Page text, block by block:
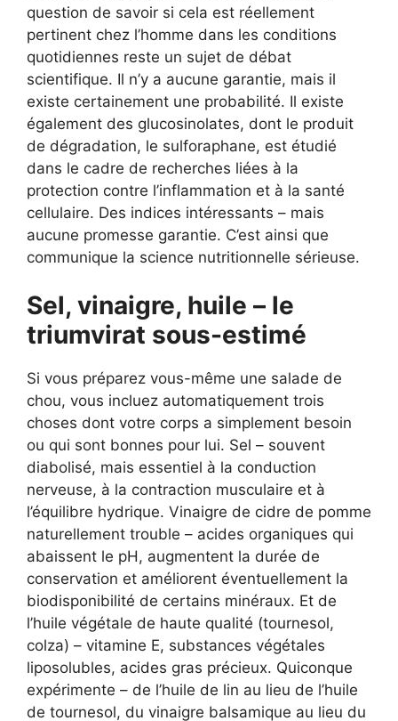
question de savoir si cela est réellement
pertinent chez l’homme dans les conditions
quotidiennes reste un sujet de débat
scientifique. Il n’y a aucune garantie, mais il
existe certainement une probabilité. Il existe
également des glucosinolates, dont le produit
de dégradation, le sulforaphane, est étudié
dans le cadre de recherches liées à la
protection contre l’inflammation et à la santé
cellulaire. Des indices intéressants – mais
aucune promesse garantie. C’est ainsi que
communique la science nutritionnelle sérieuse.
Sel, vinaigre, huile – le
triumvirat sous-estimé
Si vous préparez vous-même une salade de
chou, vous incluez automatiquement trois
choses dont votre corps a simplement besoin
ou qui sont bonnes pour lui. Sel – souvent
diabolisé, mais essentiel à la conduction
nerveuse, à la contraction musculaire et à
l’équilibre hydrique. Vinaigre de cidre de pomme
naturellement trouble – acides organiques qui
abaissent le pH, augmentent la durée de
conservation et améliorent éventuellement la
biodisponibilité de certains minéraux. Et de
l’huile végétale de haute qualité (tournesol,
colza) – vitamine E, substances végétales
liposolubles, acides gras précieux. Quiconque
expérimente – de l’huile de lin au lieu de l’huile
de tournesol, du vinaigre balsamique au lieu du